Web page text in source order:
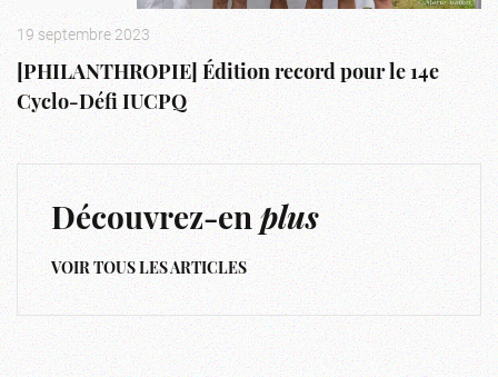
19 septembre 2023
[PHILANTHROPIE] Édition record pour le 14e
Cyclo-Défi IUCPQ
Découvrez-enplus
VOIR TOUS LES ARTICLES